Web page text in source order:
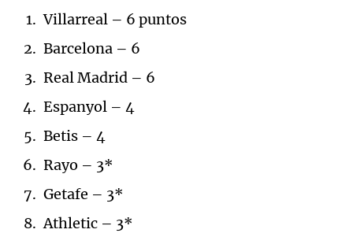
Villarreal – 6 puntos
Barcelona – 6
Real Madrid – 6
Espanyol – 4
Betis – 4
Rayo – 3*
Getafe – 3*
Athletic – 3*